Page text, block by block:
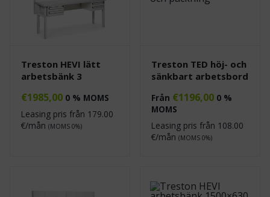
Treston HEVI lätt
arbetsbänk 3
€1985,00 0 % MOMS
Leasing pris från 179.00
€/mån (MOMS 0%)
Treston TED höj- och
sänkbart arbetsbord
Från €1196,00 0 %
MOMS
Leasing pris från 108.00
€/mån (MOMS 0%)